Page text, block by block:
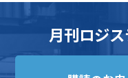
月刊ロジ